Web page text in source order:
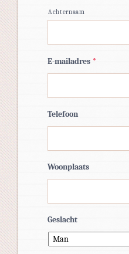
Achternaam
E-mailadres *
Telefoon
Woonplaats
Geslacht